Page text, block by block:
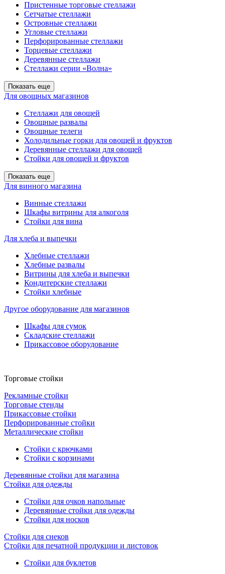
Пристенные торговые стеллажи
Сетчатые стеллажи
Островные стеллажи
Угловые стеллажи
Перфорированные стеллажи
Торцевые стеллажи
Деревянные стеллажи
Стеллажи серии «Волна»
Показать еще
Для овощных магазинов
Стеллажи для овощей
Овощные развалы
Овощные телеги
Холодильные горки для овощей и фруктов
Деревянные стеллажи для овощей
Стойки для овощей и фруктов
Показать еще
Для винного магазина
Винные стеллажи
Шкафы витрины для алкоголя
Стойки для вина
Для хлеба и выпечки
Хлебные стеллажи
Хлебные развалы
Витрины для хлеба и выпечки
Кондитерские стеллажи
Стойки хлебные
Другое оборудование для магазинов
Шкафы для сумок
Складские стеллажи
Прикассовое оборудование
Торговые стойки
Рекламные стойки
Торговые стенды
Прикассовые стойки
Перфорированные стойки
Металлические стойки
Стойки с крючками
Стойки с корзинами
Деревянные стойки для магазина
Стойки для одежды
Стойки для очков напольные
Деревянные стойки для одежды
Стойки для носков
Стойки для снеков
Стойки для печатной продукции и листовок
Стойки для буклетов